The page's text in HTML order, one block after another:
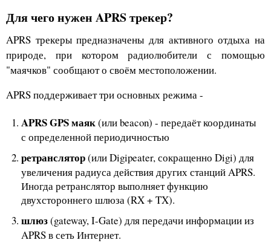
Для чего нужен APRS трекер?
APRS трекеры предназначены для активного отдыха на
природе, при котором радиолюбители с помощью
"маячков" сообщают о своём местоположении.
APRS поддерживает три основных режима -
APRS GPS маяк(или beacon) - передаёт координаты
с определенной периодичностью
ретранслятор(или Digipeater, сокращенно Digi) для
увеличения радиуса действия других станций APRS.
Иногда ретранслятор выполняет функцию
двухстороннего шлюза (RX + TX).
шлюз(gateway, I-Gate) для передачи информации из
APRS в сеть Интернет.